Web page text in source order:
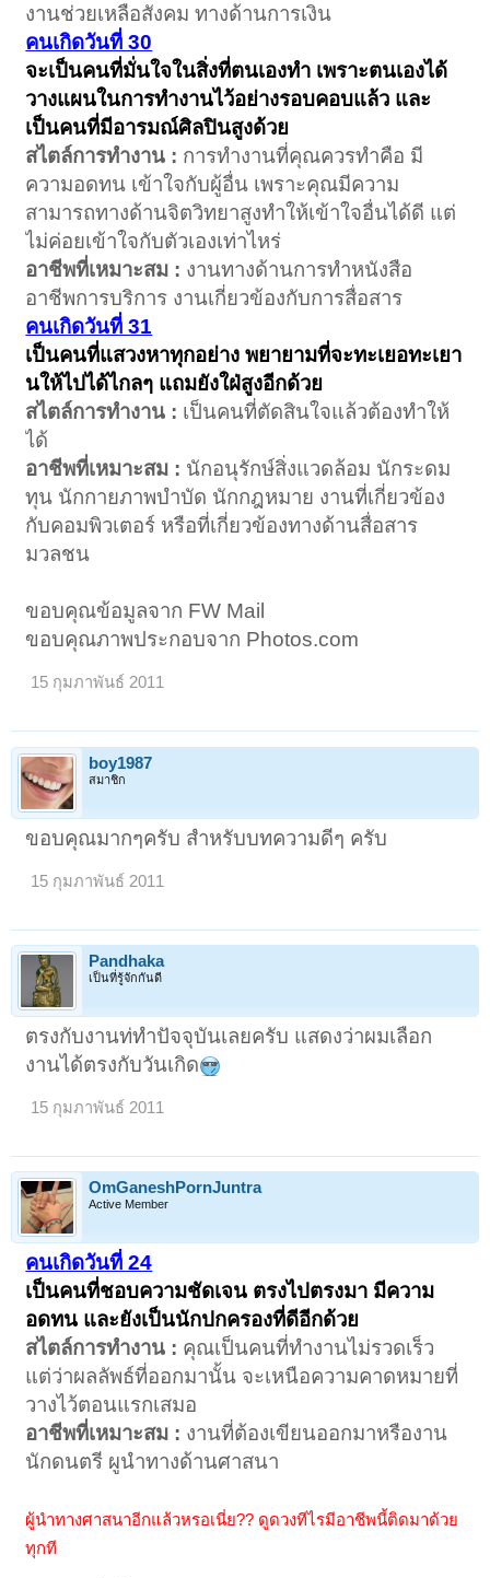
งานช่วยเหลือสังคม ทางด้านการเงิน
คนเกิดวันที่ 30
จะเป็นคนที่มั่นใจในสิ่งที่ตนเองทำ เพราะตนเองได้
วางแผนในการทำงานไว้อย่างรอบคอบแล้ว และ
เป็นคนที่มีอารมณ์ศิลปินสูงด้วย
สไตล์การทำงาน : การทำงานที่คุณควรทำคือ มี
ความอดทน เข้าใจกับผู้อื่น เพราะคุณมีความ
สามารถทางด้านจิตวิทยาสูงทำให้เข้าใจอื่นได้ดี แต่
ไม่ค่อยเข้าใจกับตัวเองเท่าไหร่
อาชีพที่เหมาะสม : งานทางด้านการทำหนังสือ
อาชีพการบริการ งานเกี่ยวข้องกับการสื่อสาร
คนเกิดวันที่ 31
เป็นคนที่แสวงหาทุกอย่าง พยายามที่จะทะเยอทะเยา
นให้ไปได้ไกลๆ แถมยังใฝ่สูงอีกด้วย
สไตล์การทำงาน : เป็นคนที่ตัดสินใจแล้วต้องทำให้
ได้
อาชีพที่เหมาะสม : นักอนุรักษ์สิ่งแวดล้อม นักระดม
ทุน นักกายภาพบำบัด นักกฎหมาย งานที่เกี่ยวข้อง
กับคอมพิวเตอร์ หรือที่เกี่ยวข้องทางด้านสื่อสาร
มวลชน
ขอบคุณข้อมูลจาก FW Mail
ขอบคุณภาพประกอบจาก Photos.com
15 กุมภาพันธ์ 2011
boy1987
สมาชิก
ขอบคุณมากๆครับ สำหรับบทความดีๆ ครับ
15 กุมภาพันธ์ 2011
Pandhaka
เป็นที่รู้จักกันดี
ตรงกับงานท่ทำปัจจุบันเลยครับ แสดงว่าผมเลือก
งานได้ตรงกับวันเกิด
15 กุมภาพันธ์ 2011
OmGaneshPornJuntra
Active Member
คนเกิดวันที่ 24
เป็นคนที่ชอบความชัดเจน ตรงไปตรงมา มีความ
อดทน และยังเป็นนักปกครองที่ดีอีกด้วย
สไตล์การทำงาน : คุณเป็นคนที่ทำงานไม่รวดเร็ว
แต่ว่าผลลัพธ์ที่ออกมานั้น จะเหนือความคาดหมายที่
วางไว้ตอนแรกเสมอ
อาชีพที่เหมาะสม : งานที่ต้องเขียนออกมาหรืองาน
นักดนตรี ผูนำทางด้านศาสนา
ผู้นำทางศาสนาอีกแล้วหรอเนี่ย?? ดูดวงทีไรมีอาชีพนี้ติดมาด้วย
ทุกที